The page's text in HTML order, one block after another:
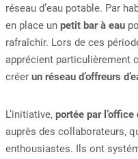
réseau d’eau potable. Par
en place un petit bar à eau
rafraîchir. Lors de ces
apprécient particulièrement
créer un réseau d’offreurs
L’initiative, portée par
auprès des collaborateurs,
enthousiastes. Ils ont